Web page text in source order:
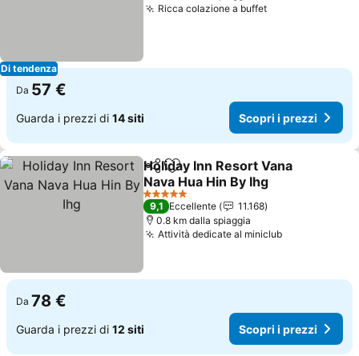
Di tendenza
Ricca colazione a buffet
Da 57 €
Guarda i prezzi di 14 siti Scopri i prezzi
CondividiAggiungi ai preferiti
Holiday Inn Resort Vana
Nava Hua Hin By Ihg
5 Stelle
9,1 Eccellente
11.168
0.8 km dalla spiaggia
Attività dedicate al miniclub
Da 78 €
Guarda i prezzi di 12 siti Scopri i prezzi